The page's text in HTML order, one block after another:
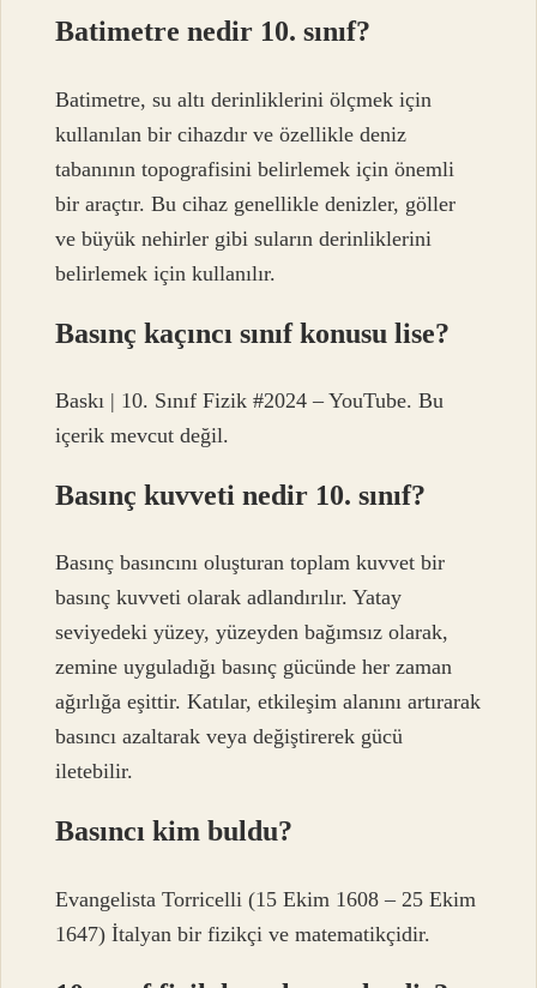
Batimetre nedir 10. sınıf?
Batimetre, su altı derinliklerini ölçmek için
kullanılan bir cihazdır ve özellikle deniz
tabanının topografisini belirlemek için önemli
bir araçtır. Bu cihaz genellikle denizler, göller
ve büyük nehirler gibi suların derinliklerini
belirlemek için kullanılır.
Basınç kaçıncı sınıf konusu lise?
Baskı | 10. Sınıf Fizik #2024 – YouTube. Bu
içerik mevcut değil.
Basınç kuvveti nedir 10. sınıf?
Basınç basıncını oluşturan toplam kuvvet bir
basınç kuvveti olarak adlandırılır. Yatay
seviyedeki yüzey, yüzeyden bağımsız olarak,
zemine uyguladığı basınç gücünde her zaman
ağırlığa eşittir. Katılar, etkileşim alanını artırarak
basıncı azaltarak veya değiştirerek gücü
iletebilir.
Basıncı kim buldu?
Evangelista Torricelli (15 Ekim 1608 – 25 Ekim
1647) İtalyan bir fizikçi ve matematikçidir.